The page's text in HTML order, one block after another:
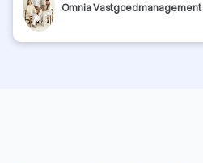
Omnia Vastgoedmanagement